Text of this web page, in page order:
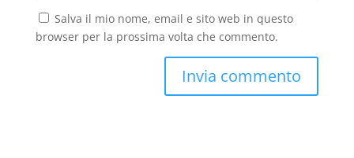
Salva il mio nome, email e sito web in questo
browser per la prossima volta che commento.